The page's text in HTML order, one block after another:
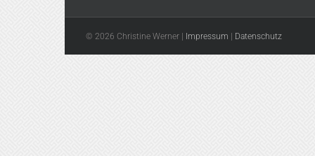
© 2026 Christine Werner | Impressum Datenschutz